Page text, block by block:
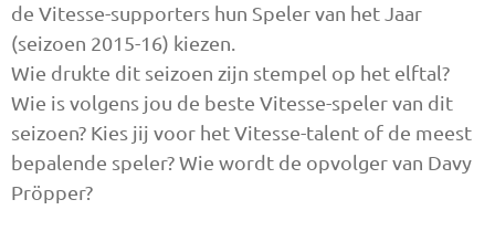
de Vitesse-supporters hun Speler van het Jaar
(seizoen 2015-16) kiezen.
Wie drukte dit seizoen zijn stempel op het elftal?
Wie is volgens jou de beste Vitesse-speler van dit
seizoen? Kies jij voor het Vitesse-talent of de meest
bepalende speler? Wie wordt de opvolger van Davy
Pröpper?